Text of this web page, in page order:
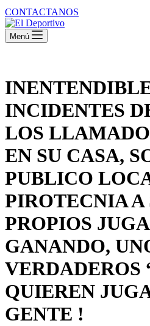
CONTACTANOS
Menú
INCIDENTES
LOS
EN SU CASA,
PUBLICO
PIROTECNIA A
PROPIOS
GANANDO,
VERDADEROS
QUIEREN
GENTE !